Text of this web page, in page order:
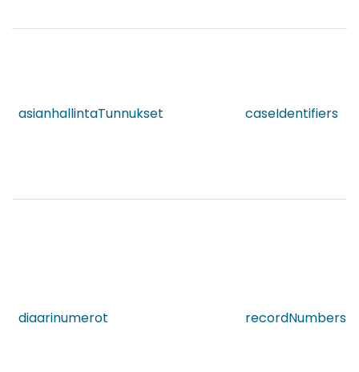
asianhallintaTunnukset caseIdentifiers
diaarinumerot recordNumbers